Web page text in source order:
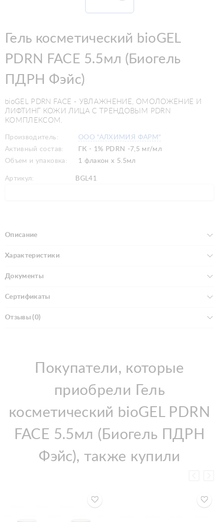
Гель косметический bioGEL
PDRN FACE 5.5мл (Биогель
ПДРН Фэйс)
bioGEL PDRN FACE - УВЛАЖНЕНИЕ, ОМОЛОЖЕНИЕ И
ЛИФТИНГ КОЖИ ЛИЦА С ТРЕНДОВЫМ PDRN
КОМПЛЕКСОМ.
Производитель:
ООО "АЛХИМИЯ ФАРМ"
Активный состав:
ГК - 1% PDRN -7,5 мг/мл
Объем и упаковка:
1 флакон х 5.5мл
Артикул: BGL41
Описание
Характеристики
Документы
Сертификаты
Отзывы (0)
Покупатели, которые
приобрели Гель
косметический bioGEL PDRN
FACE 5.5мл (Биогель ПДРН
Фэйс), также купили